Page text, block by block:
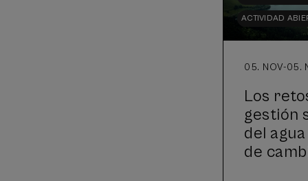
ACTIVIDAD
05. NOV-05.
Los
gestión
del
de